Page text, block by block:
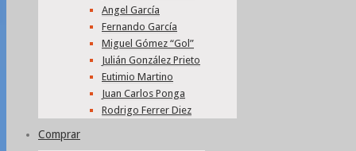
Angel García
Fernando García
Miguel Gómez “Gol”
Julián González Prieto
Eutimio Martino
Juan Carlos Ponga
Rodrigo Ferrer Diez
Comprar